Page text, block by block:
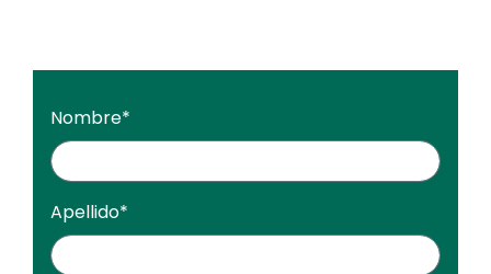
Nombre*
Apellido*